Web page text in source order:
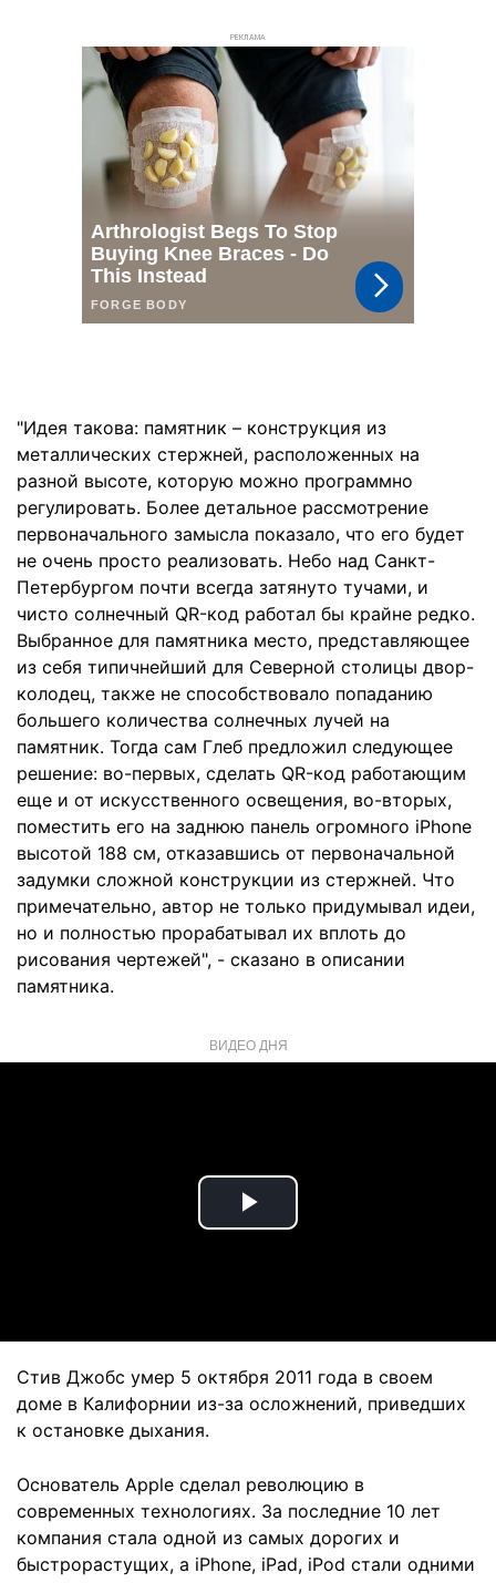
РЕКЛАМА
"Идея такова: памятник – конструкция из
металлических стержней, расположенных на
разной высоте, которую можно программно
регулировать. Более детальное рассмотрение
первоначального замысла показало, что его будет
не очень просто реализовать. Небо над Санкт-
Петербургом почти всегда затянуто тучами, и
чисто солнечный QR-код работал бы крайне редко.
Выбранное для памятника место, представляющее
из себя типичнейший для Северной столицы двор-
колодец, также не способствовало попаданию
большего количества солнечных лучей на
памятник. Тогда сам Глеб предложил следующее
решение: во-первых, сделать QR-код работающим
еще и от искусственного освещения, во-вторых,
поместить его на заднюю панель огромного iPhone
высотой 188 см, отказавшись от первоначальной
задумки сложной конструкции из стержней. Что
примечательно, автор не только придумывал идеи,
но и полностью прорабатывал их вплоть до
рисования чертежей", - сказано в описании
памятника.
ВИДЕО ДНЯ
Play
Стив Джобс умер 5 октября 2011 года в своем
доме в Калифорнии из-за осложнений, приведших
к остановке дыхания.
Основатель Apple сделал революцию в
современных технологиях. За последние 10 лет
компания стала одной из самых дорогих и
быстрорастущих, а iPhone, iPad, iPod стали одними